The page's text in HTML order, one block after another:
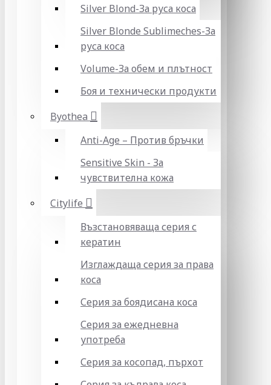
Silver Blond-За руса коса
Silver Blonde Sublіmeches-За
руса коса
Volume-За обем и плътност
Боя и технически продукти
Byothea
Anti-Age – Против бръчки
Sensitive Skin - За
чувствителна кожа
Citylife
Възстановяваща серия с
кератин
Изглаждаща серия за права
коса
Серия за боядисана коса
Серия за ежедневна
употреба
Серия за косопад, пърхот